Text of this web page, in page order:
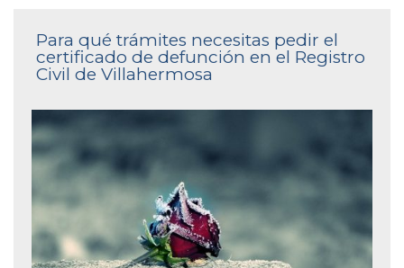
Para qué trámites necesitas pedir el
certificado de defunción en el Registro
Civil de Villahermosa